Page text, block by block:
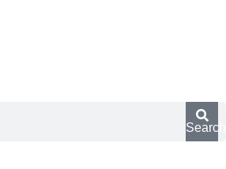
Search